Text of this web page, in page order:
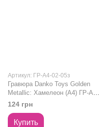
Артикул: ГР-А4-02-05з
Гравюра Danko Toys Golden
Metallic: Хамелеон (А4) ГР-А4-
02-05з
124 грн
Купить